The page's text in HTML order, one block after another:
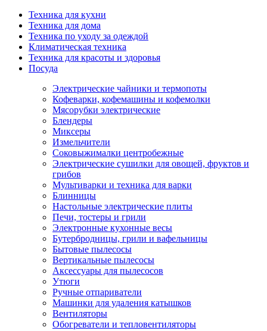
Техника для кухни
Техника для дома
Техника по уходу за одеждой
Климатическая техника
Техника для красоты и здоровья
Посуда
Электрические чайники и термопоты
Кофеварки, кофемашины и кофемолки
Мясорубки электрические
Блендеры
Миксеры
Измельчители
Соковыжималки центробежные
Электрические сушилки для овощей, фруктов и
грибов
Мультиварки и техника для варки
Блинницы
Настольные электрические плиты
Печи, тостеры и грили
Электронные кухонные весы
Бутербродницы, грили и вафельницы
Бытовые пылесосы
Вертикальные пылесосы
Аксессуары для пылесосов
Утюги
Ручные отпариватели
Машинки для удаления катышков
Вентиляторы
Обогреватели и тепловентиляторы